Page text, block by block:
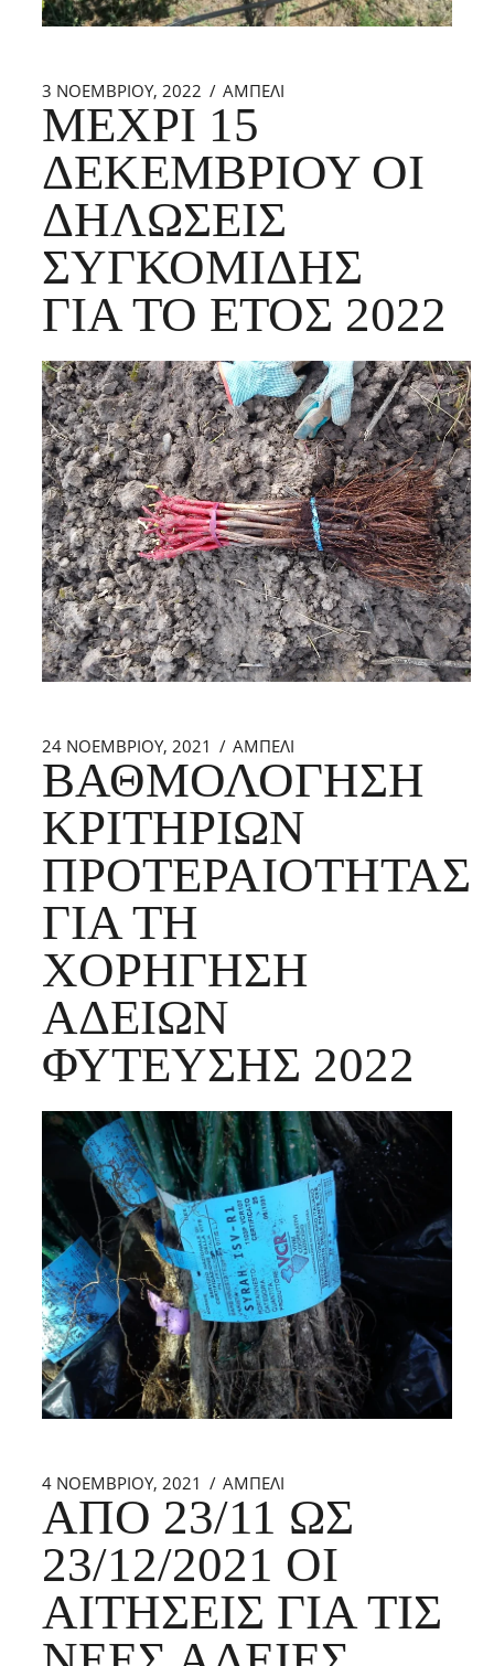
3 ΝΟΕΜΒΡΊΟΥ, 2022 ΑΜΠΕΛΙ
ΜΈΧΡΙ 15
ΔΕΚΕΜΒΡΊΟΥ ΟΙ
ΔΗΛΏΣΕΙΣ
ΣΥΓΚΟΜΙΔΉΣ
ΓΙΑ ΤΟ ΈΤΟΣ 2022
24 ΝΟΕΜΒΡΊΟΥ, 2021 ΑΜΠΕΛΙ
ΒΑΘΜΟΛΌΓΗΣΗ
ΚΡΙΤΗΡΊΩΝ
ΠΡΟΤΕΡΑΙΌΤΗΤΑΣ
ΓΙΑ ΤΗ
ΧΟΡΉΓΗΣΗ
ΑΔΕΙΏΝ
ΦΎΤΕΥΣΗΣ 2022
4 ΝΟΕΜΒΡΊΟΥ, 2021 ΑΜΠΕΛΙ
ΑΠΌ 23/11 ΩΣ
23/12/2021 ΟΙ
ΑΙΤΉΣΕΙΣ ΓΙΑ ΤΙΣ